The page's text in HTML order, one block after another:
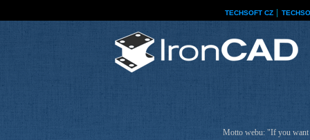
TECHSOFT CZ
Motto webu: "If you want